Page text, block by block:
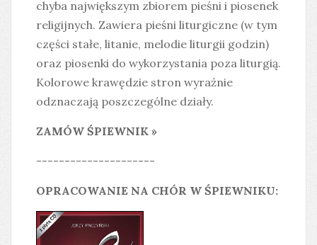
chyba największym zbiorem pieśni i piosenek
religijnych. Zawiera pieśni liturgiczne (w tym
części stałe, litanie, melodie liturgii godzin)
oraz piosenki do wykorzystania poza liturgią.
Kolorowe krawędzie stron wyraźnie
odznaczają poszczególne działy.
ZAMÓW ŚPIEWNIK »
---------------------
OPRACOWANIE NA CHÓR W ŚPIEWNIKU: